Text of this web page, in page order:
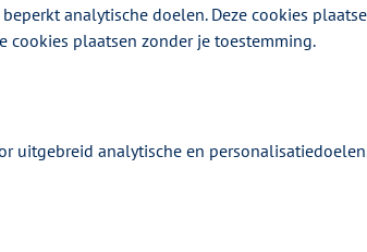
analytische doelen. Deze cookies
cookies plaatsen zonder je toestemming.
uitgebreid analytische en